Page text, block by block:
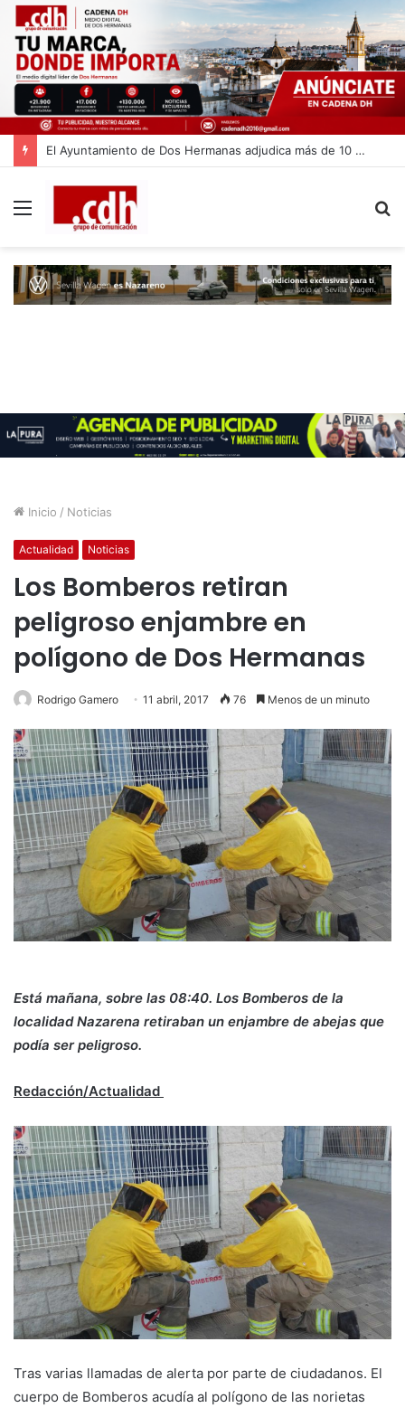
El Ayuntamiento de Dos Hermanas adjudica más de 10 millones de euros para la limpieza de las calles
Inicio / Noticias
Actualidad Noticias
Los Bomberos retiran
peligroso enjambre en
polígono de Dos Hermanas
Rodrigo Gamero 11 abril, 2017 76 Menos de un minuto
Está mañana, sobre las 08:40. Los Bomberos de la
localidad Nazarena retiraban un enjambre de abejas que
podía ser peligroso.
Redacción/Actualidad
Tras varias llamadas de alerta por parte de ciudadanos. El
cuerpo de Bomberos acudía al polígono de las norietas